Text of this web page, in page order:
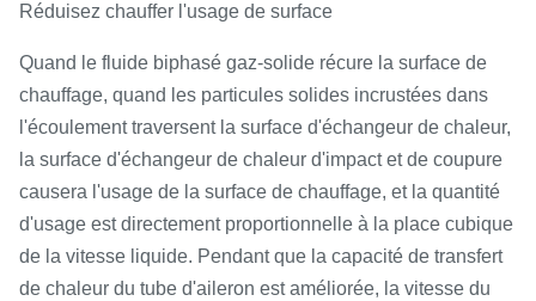
Réduisez chauffer l'usage de surface
Quand le fluide biphasé gaz-solide récure la surface de
chauffage, quand les particules solides incrustées dans
l'écoulement traversent la surface d'échangeur de chaleur,
la surface d'échangeur de chaleur d'impact et de coupure
causera l'usage de la surface de chauffage, et la quantité
d'usage est directement proportionnelle à la place cubique
de la vitesse liquide. Pendant que la capacité de transfert
de chaleur du tube d'aileron est améliorée, la vitesse du